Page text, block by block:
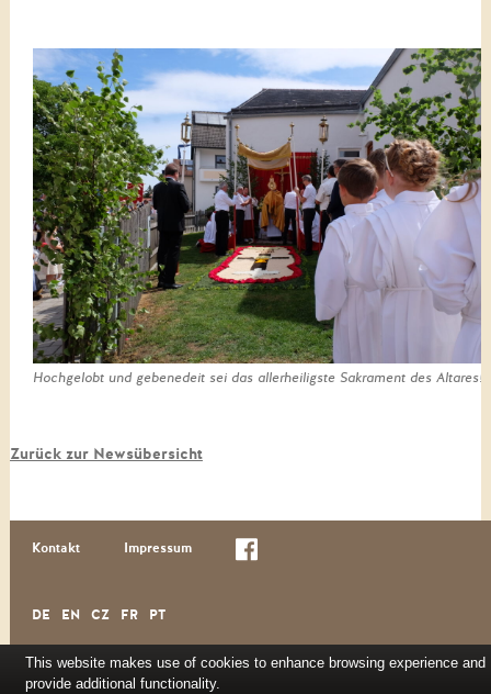
Hochgelobt und gebenedeit sei das allerheiligste Sakrament des Altares!
Zurück zur Newsübersicht
Kontakt Impressum
DE EN CZ FR PT
This website makes use of cookies to enhance browsing experience and
provide additional functionality.